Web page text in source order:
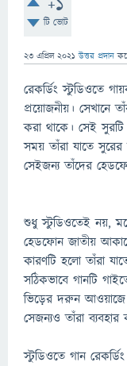
টি ভোট
23 এপ্রিল 2021 উত্তর প্রদান
রেকর্ডিং স্টুডিওতে
প্রয়োজনীয়। সেখানে
করা থাকে। সেই
সময় তাঁরা যাতে সুরের
সেইজন্য তাঁদের
শুধু স্টুডিওতেই নয়,
হেডফোন জাতীয়
কারণটি হলো তাঁরা
সঠিকভাবে গানটি
ভিড়ের দরুন আওয়াজে
সেজন্যও তাঁরা ব্যবহার
স্টুডিওতে গান